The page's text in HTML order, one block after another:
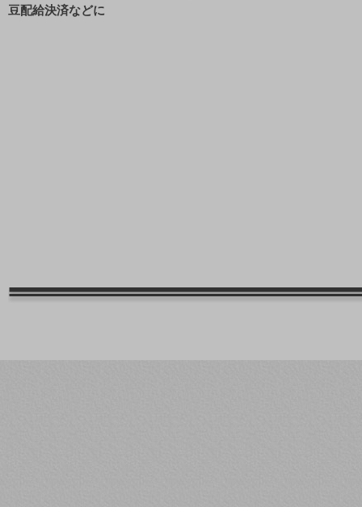
豆配給決済などに